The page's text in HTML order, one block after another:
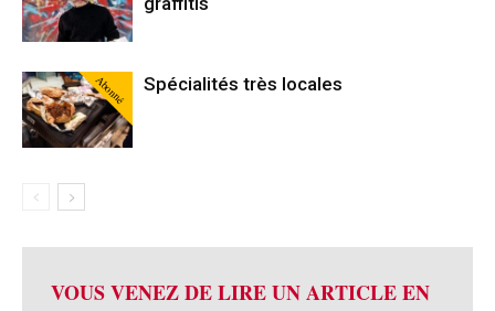
Abonné Spécialités très locales
VOUS VENEZ DE LIRE UN ARTICLE EN